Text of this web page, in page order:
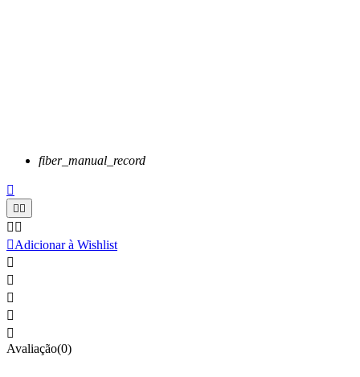
fiber_manual_record

 
 
Adicionar à Wishlist





Avaliação(0)